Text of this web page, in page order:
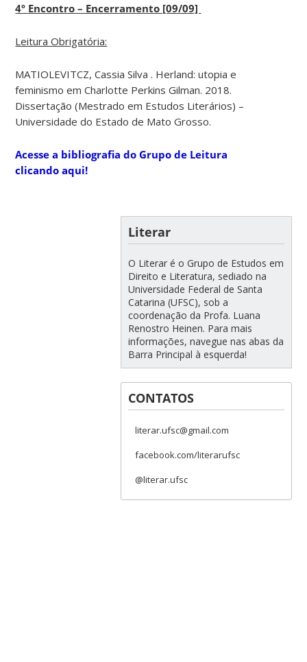
4º Encontro – Encerramento [09/09]
Leitura Obrigatória:
MATIOLEVITCZ, Cassia Silva . Herland: utopia e
feminismo em Charlotte Perkins Gilman. 2018.
Dissertação (Mestrado em Estudos Literários) –
Universidade do Estado de Mato Grosso.
Acesse a bibliografia doGrupo de Leitura
clicando aqui!
Literar
O Literar é o Grupo de Estudos em
Direito e Literatura, sediado na
Universidade Federal de Santa
Catarina (UFSC), sob a
coordenação da Profa. Luana
Renostro Heinen. Para mais
informações, navegue nas abas da
Barra Principal à esquerda!
CONTATOS
literar.ufsc@gmail.com
facebook.com/literarufsc
@literar.ufsc